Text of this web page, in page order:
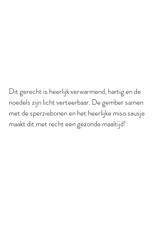
Dit gerecht is heerlijk verwarmend, hartig en de
noedels zijn licht verteerbaar. De gember samen
met de sperziebonen en het heerlijke miso sausje
maakt dit met recht een gezonde maaltijd!